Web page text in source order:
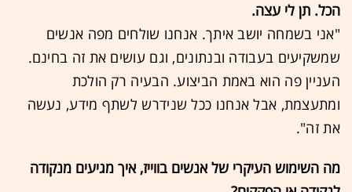
הכל. תן לי עצה.
"אני בשמחה יושב איתך. אנחנו שולחים מפה אנשים
שמשקיעים בעבודה ובנתונים, וגם עושים את זה בחינם.
העניין פה הוא באמת הביצוע. הבעיה רק הולכת
ומתעצמת, אבל אנחנו ככל שנידרש לשתף מידע, נעשה
את זה".
מה השימוש העיקרי של אנשים בווייז, איך מגיעים מנקודה